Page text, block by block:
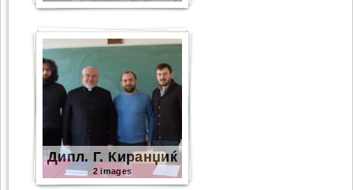
Дипл. Г. Киранџиќ
2 images